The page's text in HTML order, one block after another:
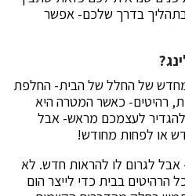
בדרך שלכם- אפשר
מחדש של החלל של הבית- החלפת
רהיטים- כאשר המטרה היא
לעצמכם מראש- אבל
או לפחות מחודש!
אבל לגרום לו להראות חדש. לא
בבית כדי לייצר הום